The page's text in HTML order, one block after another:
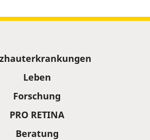
Leben
Forschung
PRO RETINA
Beratung